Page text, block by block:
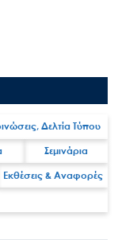
Δελτία Τύπου
Σεμινάρια
Εκθέσεις & Αναφορές